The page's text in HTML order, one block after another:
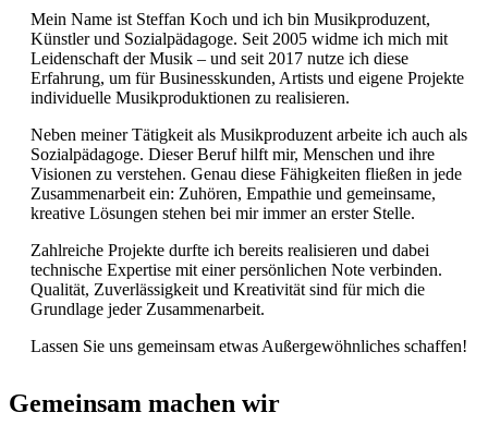
Mein Name ist Steffan Koch und ich bin Musikproduzent,
Künstler und Sozialpädagoge. Seit 2005 widme ich mich mit
Leidenschaft der Musik – und seit 2017 nutze ich diese
Erfahrung, um für Businesskunden, Artists und eigene Projekte
individuelle Musikproduktionen zu realisieren.
Neben meiner Tätigkeit als Musikproduzent arbeite ich auch als
Sozialpädagoge. Dieser Beruf hilft mir, Menschen und ihre
Visionen zu verstehen. Genau diese Fähigkeiten fließen in jede
Zusammenarbeit ein: Zuhören, Empathie und gemeinsame,
kreative Lösungen stehen bei mir immer an erster Stelle.
Zahlreiche Projekte durfte ich bereits realisieren und dabei
technische Expertise mit einer persönlichen Note verbinden.
Qualität, Zuverlässigkeit und Kreativität sind für mich die
Grundlage jeder Zusammenarbeit.
Lassen Sie uns gemeinsam etwas Außergewöhnliches schaffen!
Gemeinsam machen wir